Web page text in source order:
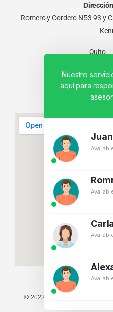
Romero y Cordero N53-93 y
Quito
© 2023 TODOS LOS DERECHOS
Nuestro
aquí para
Juan